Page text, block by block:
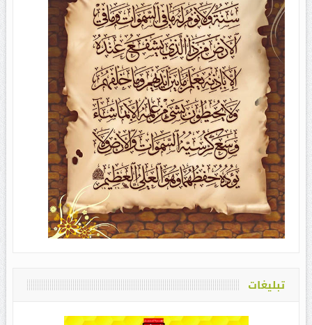
تبلیغات